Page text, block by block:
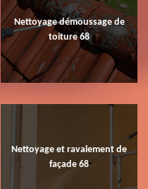
Nettoyage démoussage de
toiture 68
Nettoyage et ravalement de
façade 68